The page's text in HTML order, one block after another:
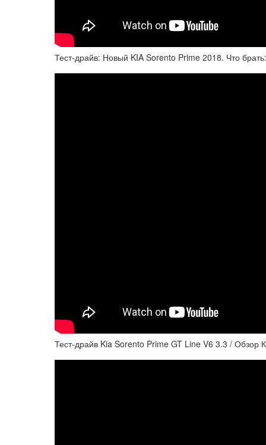
Тест-драйв: Новый KIA Sorento Prime 2018. Что
Тест-драйв Kia Sorento Prime GT Line V6 3.3 /